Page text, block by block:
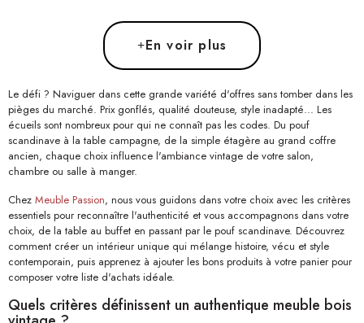
En voir plus
Le défi ? Naviguer dans cette grande variété d'offres sans tomber dans les
pièges du marché. Prix gonflés, qualité douteuse, style inadapté... Les
écueils sont nombreux pour qui ne connaît pas les codes. Du pouf
scandinave à la table campagne, de la simple étagère au grand coffre
ancien, chaque choix influence l'ambiance vintage de votre salon,
chambre ou salle à manger.
Chez Meuble Passion, nous vous guidons dans votre choix avec les critères
essentiels pour reconnaître l'authenticité et vous accompagnons dans votre
choix, de la table au buffet en passant par le pouf scandinave. Découvrez
comment créer un intérieur unique qui mélange histoire, vécu et style
contemporain, puis apprenez à ajouter les bons produits à votre panier pour
composer votre liste d'achats idéale.
Quels critères définissent un authentique meuble bois